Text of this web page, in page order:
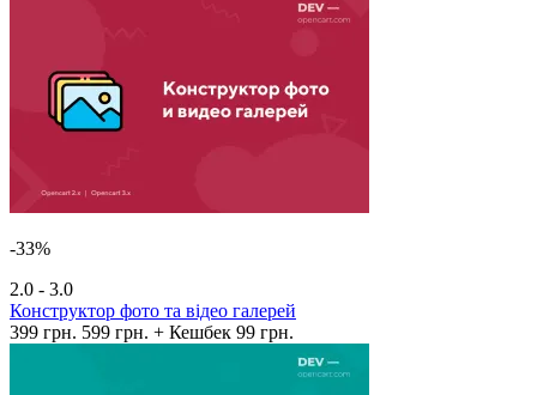
-33%
2.0 - 3.0
Конструктор фото та відео галерей
399 грн. 599 грн. + Кешбек 99 грн.